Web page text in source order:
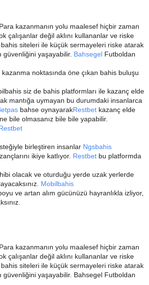
kazanmanın yolu maalesef hiçbir zaman
çalışanlar değil aklını kullananlar ve riske
siteleri ile küçük sermayeleri riske atarak
yaşayabilir. Bahsegel Futboldan
noktasında öne çıkan bahis buluşu
siz de bahis platformları ile kazanç elde
mantığa uymayan bu durumdaki insanlarca
bahse oynayarakRestbet kazanç elde
bile olmasanız bile bile yapabilir.
birleştiren insanlar Ngsbahis
ikiye katlıyor. Restbet bu platformda
olacak ve oturduğu yerde uzak yerlerde
Mobilbahis
ve artan alım gücünüzü hayranlıkla izliyor,
kazanmanın yolu maalesef hiçbir zaman
çalışanlar değil aklını kullananlar ve riske
siteleri ile küçük sermayeleri riske atarak
yaşayabilir. Bahsegel Futboldan